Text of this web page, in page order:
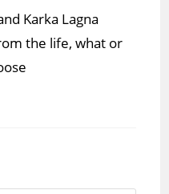
Karka Lagna
the life, what or